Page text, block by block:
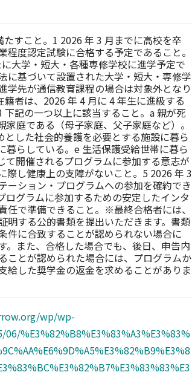
すこと。1 2026 年 3 月までに高校を卒
程度認定試験に合格する予定であること。
大学・短大・各種専修学校に進学予定で
に基づいて設置された大学・短大・専修学
先が通信教育課程の場合は対象外となり
者は、2026 年 4 月に 4 年生に進級する
下記の一つ以上に該当すること。a 親が死
庭である（母子家庭、父子家庭など）。
とした社会的養護を必要とする施設に暮ら
暮らしている。e 生活保護受給世帯に暮ら
て開催されるプログラムに参加する意志が
際し健康上の支障がないこと。5 2026 年 3
ーション・プログラムへの参加を確約でき
ログラムに参加するための安定したインタ
任で準備できること。※最終合格者には、
明する公的書類を提出いただきます。書類
件に合致することが認められない場合に
。また、合格した場合でも、後日、申告内
ことが認められた場合には、プログラムか
給した奨学金の返金を求めることがありま
wp/wp-
%E3%82%B8%E3%83%A3%E3%83%